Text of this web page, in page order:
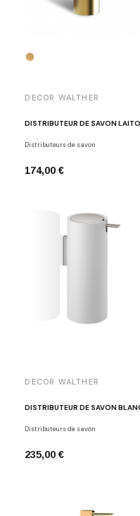
DECOR WALTHER
Distributeurs de savon
174,00 €
DECOR WALTHER
Distributeurs de savon
235,00 €